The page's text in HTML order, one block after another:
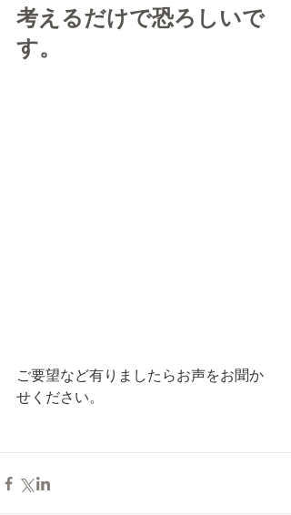
考えるだけで恐ろしいで
す。
ご要望など有りましたらお声をお聞か
せください。